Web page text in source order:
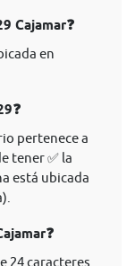
Cajamar❓
en
pertenece a
tener ✅ la
está ubicada
24 caracteres.